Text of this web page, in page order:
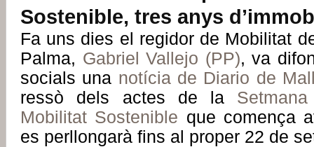
Sostenible, tres anys
Fa uns dies el regidor de Mobilitat
Palma, Gabriel Vallejo (PP), va
socials una notícia de Diario de
ressò dels actes de la
Mobilitat Sostenible que comença
es perllongarà fins al proper 22 de